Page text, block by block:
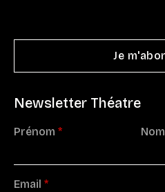
Newsletter Théatre
Prénom * Nom
Email *